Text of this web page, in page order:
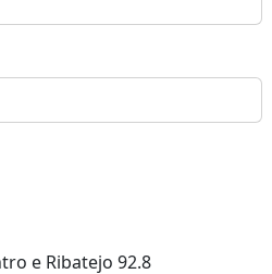
e Ribatejo 92.8